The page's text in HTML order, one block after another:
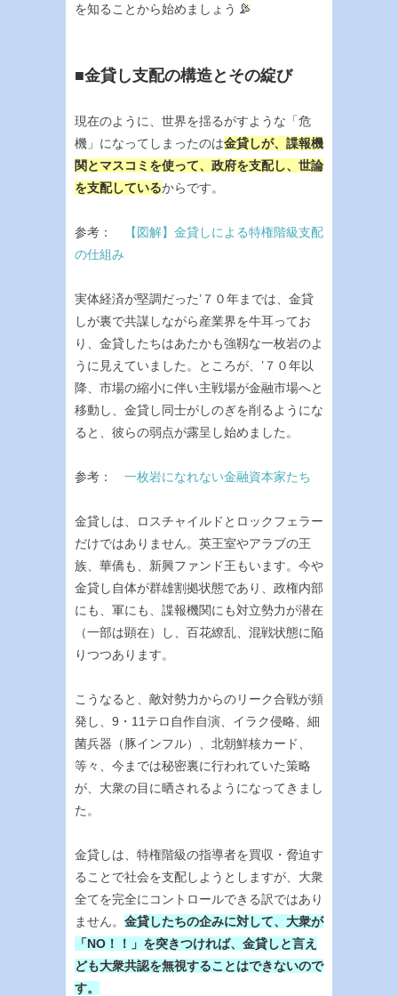
を知ることから始めましょう
■金貸し支配の構造とその綻び
現在のように、世界を揺るがすような「危
機」になってしまったのは金貸しが、諜報機
関とマスコミを使って、政府を支配し、世論
を支配しているからです。
参考：
【図解】金貸しによる特権階級支配
の仕組み
実体経済が堅調だった’７０年までは、金貸
しが裏で共謀しながら産業界を牛耳ってお
り、金貸したちはあたかも強靱な一枚岩のよ
うに見えていました。ところが、’７０年以
降、市場の縮小に伴い主戦場が金融市場へと
移動し、金貸し同士がしのぎを削るようにな
ると、彼らの弱点が露呈し始めました。
参考： 一枚岩になれない金融資本家たち
金貸しは、ロスチャイルドとロックフェラー
だけではありません。英王室やアラブの王
族、華僑も、新興ファンド王もいます。今や
金貸し自体が群雄割拠状態であり、政権内部
にも、軍にも、諜報機関にも対立勢力が潜在
（一部は顕在）し、百花繚乱、混戦状態に陥
りつつあります。
こうなると、敵対勢力からのリーク合戦が頻
発し、9・11テロ自作自演、イラク侵略、細
菌兵器（豚インフル）、北朝鮮核カード、
等々、今までは秘密裏に行われていた策略
が、大衆の目に晒されるようになってきまし
た。
金貸しは、特権階級の指導者を買収・脅迫す
ることで社会を支配しようとしますが、大衆
全てを完全にコントロールできる訳ではあり
ません。 金貸したちの企みに対して、大衆が
「NO！！」を突きつければ、金貸しと言え
ども大衆共認を無視することはできないので
す。